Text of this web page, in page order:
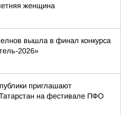
женщина
вышла в финал конкурса
2026»
приглашают
на фестивале ПФО